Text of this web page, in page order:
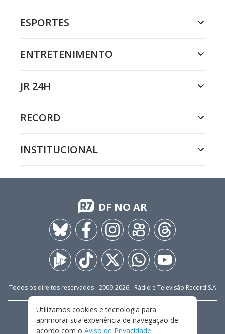
ESPORTES
ENTRETENIMENTO
JR 24H
RECORD
INSTITUCIONAL
DF NO AR
Todos os direitos reservados - 2009-2026- Rádio e Televisão Record S.A
FALE CONOSCO
PRIVACIDADE
TERMOS E CONDIÇÕES DE USO
Utilizamos cookies e tecnologia para
aprimorar sua experiência de navegação de
acordo com o Aviso de Privacidade.